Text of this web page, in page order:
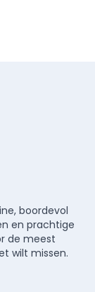
boordevol
en prachtige
de meest
wilt missen.